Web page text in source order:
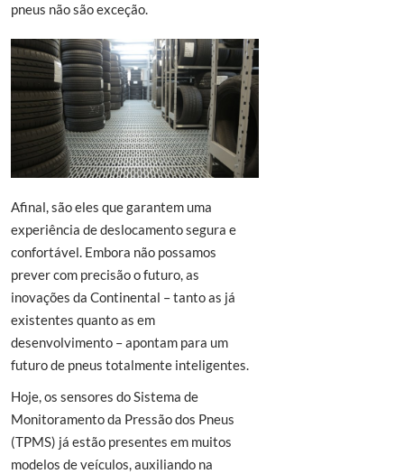
pneus não são exceção.
Afinal, são eles que garantem uma
experiência de deslocamento segura e
confortável. Embora não possamos
prever com precisão o futuro, as
inovações da Continental – tanto as já
existentes quanto as em
desenvolvimento – apontam para um
futuro de pneus totalmente inteligentes.
Hoje, os sensores do Sistema de
Monitoramento da Pressão dos Pneus
(TPMS) já estão presentes em muitos
modelos de veículos, auxiliando na